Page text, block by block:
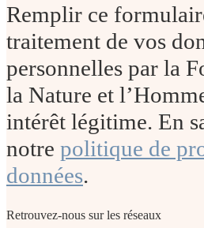
Remplir ce
traitement de vos
personnelles par la
la Nature et
intérêt légitime. En
notre politique de
données.
Retrouvez-nous sur les réseaux